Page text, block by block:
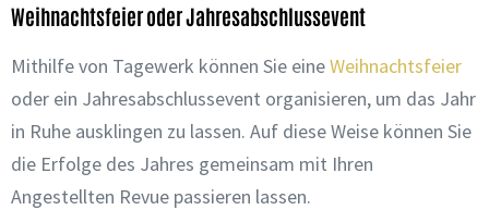
Weihnachtsfeier oder Jahresabschlussevent
Mithilfe von Tagewerk können Sie eineWeihnachtsfeier
oder ein Jahresabschlussevent organisieren, um das Jahr
in Ruhe ausklingen zu lassen. Auf diese Weise können Sie
die Erfolge des Jahres gemeinsam mit Ihren
Angestellten Revue passieren lassen.